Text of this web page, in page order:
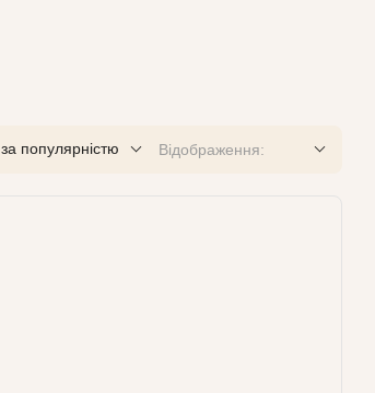
за популярністю Відображення: